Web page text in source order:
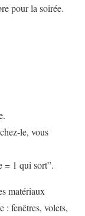
pour la soirée.
le, vous
= 1 qui sort”.
matériaux
: fenêtres, volets,